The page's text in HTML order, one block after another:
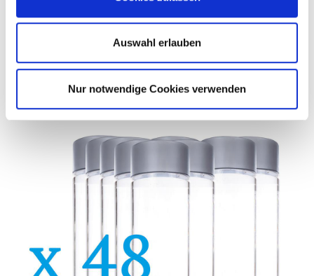
Auswahl erlauben
Nur notwendige Cookies verwenden
PASSEND DAZU / ÄHNLICHE ARTIKEL